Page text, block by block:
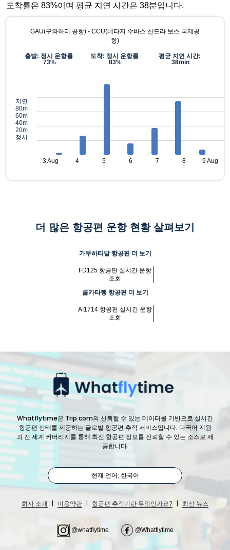
도착률은 83%이며 평균 지연 시간은 38분입니다.
GAU(구와하티 공항) - CCU(네타지 수바스 찬드라 보스 국제공
항)
출발: 정시 운항률
73%
도착: 정시 운항률
83%
평균 지연 시간:
38min
지연
80m
60m
40m
20m
정시
3 Aug 4 5 6 7 8 9 Aug
더 많은 항공편 운항 현황 살펴보기
가우하티발 항공편 더 보기
FD125 항공편 실시간 운항
조회
콜카타행 항공편 더 보기
AI1714 항공편 실시간 운항
조회
Whatflytime은 Trip.com의 신뢰할 수 있는 데이터를 기반으로 실시간
항공편 상태를 제공하는 글로벌 항공편 추적 서비스입니다. 다국어 지원
과 전 세계 커버리지를 통해 최신 항공편 정보를 신뢰할 수 있는 소스로 제
공합니다.
현재 언어: 한국어
회사 소개 | 이용약관 | 항공편 추적기란 무엇인가요? | 최신 뉴스
@whatflytime @Whatflytime